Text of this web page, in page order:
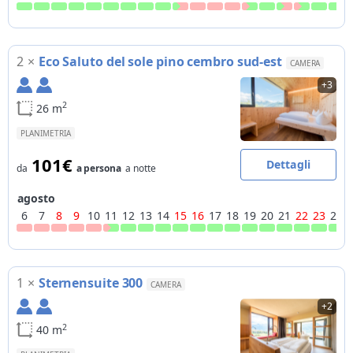
2 × Eco Saluto del sole pino cembro sud-est CAMERA
26 m2
PLANIMETRIA
+3
da 101€ a persona a notte Dettagli
agosto
6
7 8 9 10 11 12 13 14 15 16 17 18 19 20 21 22 23 24
1 × Sternensuite 300 CAMERA
40 m2
+2